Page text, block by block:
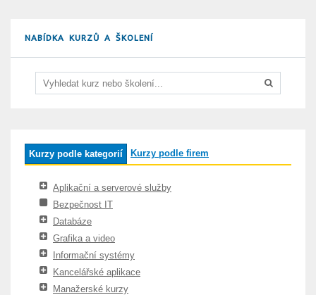
NABÍDKA KURZŮ A ŠKOLENÍ
Kurzy podle kategorií Kurzy podle firem
Aplikační a serverové služby
Bezpečnost IT
Databáze
Grafika a video
Informační systémy
Kancelářské aplikace
Manažerské kurzy